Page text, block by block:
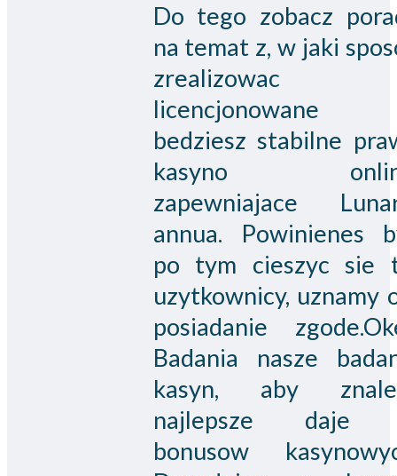
Do tego zobacz
na temat z, w jaki
zrealizowac
bedziesz stabilne
kasyno
zapewniajace
annua. Powinienes
po tym cieszyc sie
uzytkownicy, uznamy
posiadanie
Badania nasze
kasyn, aby
najlepsze daje
bonusow